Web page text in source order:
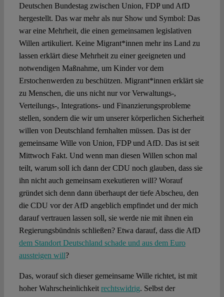
Deutschen Bundestag zwischen Union, FDP und AfD
hergestellt. Das war mehr als nur Show und Symbol: Das
war eine Mehrheit, die einen gemeinsamen legislativen
Willen artikuliert. Keine Migrant*innen mehr ins Land zu
lassen erklärt diese Mehrheit zu einer geeigneten und
notwendigen Maßnahme, um Kinder vor dem
Erstochenwerden zu beschützen. Migrant*innen erklärt sie
zu Menschen, die uns nicht nur vor Verwaltungs-,
Verteilungs-, Integrations- und Finanzierungsprobleme
stellen, sondern die wir um unserer körperlichen Sicherheit
willen von Deutschland fernhalten müssen. Das ist der
gemeinsame Wille von Union, FDP und AfD. Das ist seit
Mittwoch Fakt. Und wenn man diesen Willen schon mal
teilt, warum soll ich dann der CDU noch glauben, dass sie
ihn nicht auch gemeinsam exekutieren will? Worauf
gründet sich denn dann überhaupt der tiefe Abscheu, den
die CDU vor der AfD angeblich empfindet und der mich
darauf vertrauen lassen soll, sie werde nie mit ihnen ein
Regierungsbündnis schließen? Etwa darauf, dass die AfD
dem Standort Deutschland schade und aus dem Euro
aussteigen will?
Das, worauf sich dieser gemeinsame Wille richtet, ist mit
hoher Wahrscheinlichkeit rechtswidrig. Selbst der